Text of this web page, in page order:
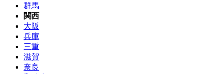
群馬
関西
大阪
兵庫
三重
滋賀
奈良